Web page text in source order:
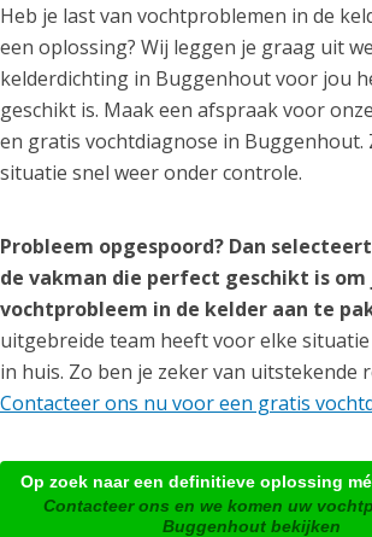
Heb je last van vochtproblemen in de
een oplossing? Wij leggen je graag uit
kelderdichting in Buggenhout voor jou
geschikt is. Maak een afspraak voor
en gratis vochtdiagnose in Buggenhout.
situatie snel weer onder controle.
Probleem opgespoord? Dan
de vakman die perfect geschikt is
vochtprobleem in de kelder aan te
uitgebreide team heeft voor elke
in huis. Zo ben je zeker van uitstekende
Contacteer ons nu voor een gratis
Op zoek naar een definitieve oplossing
Contacteer ons en we komen uw
Buggenhout bekijken